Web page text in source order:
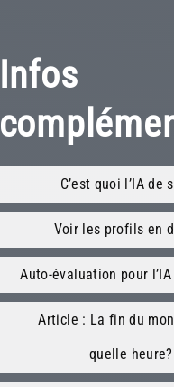
Infos
C’est quoi l’IA de
Voir les profils en
Auto-évaluation pour
Article : La fin du
quelle heure?